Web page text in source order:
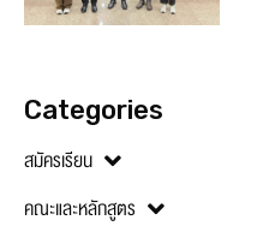
Categories
สมัครเรียน
คณะและหลักสูตร